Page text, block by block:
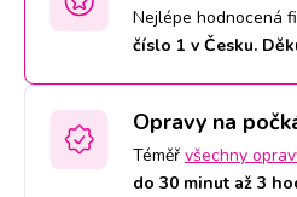
Nejlépe hodnocená
číslo 1 v Česku.
Opravy na
Téměř všechny
do 30 minut až 3